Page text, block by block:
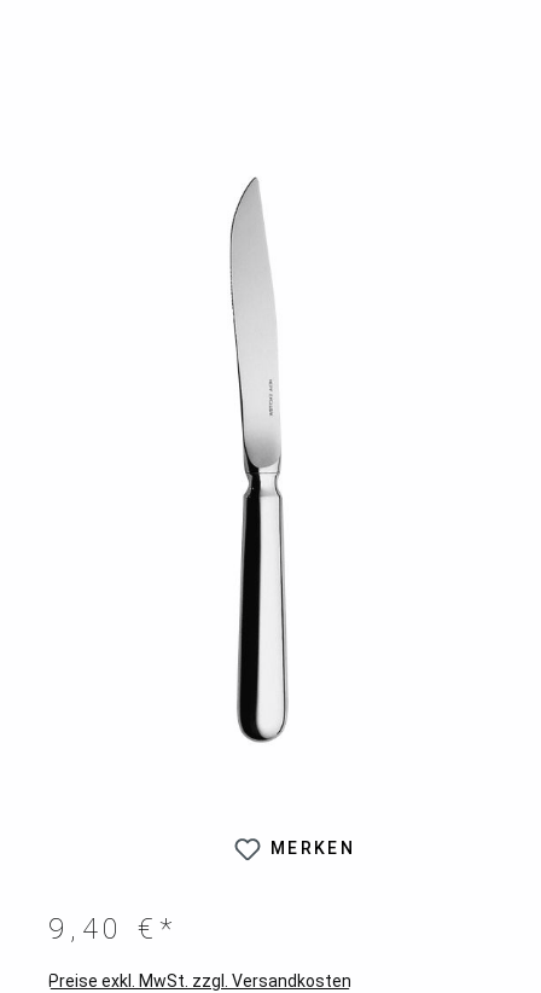
MERKEN
9,40 €*
Preise exkl. MwSt. zzgl. Versandkosten